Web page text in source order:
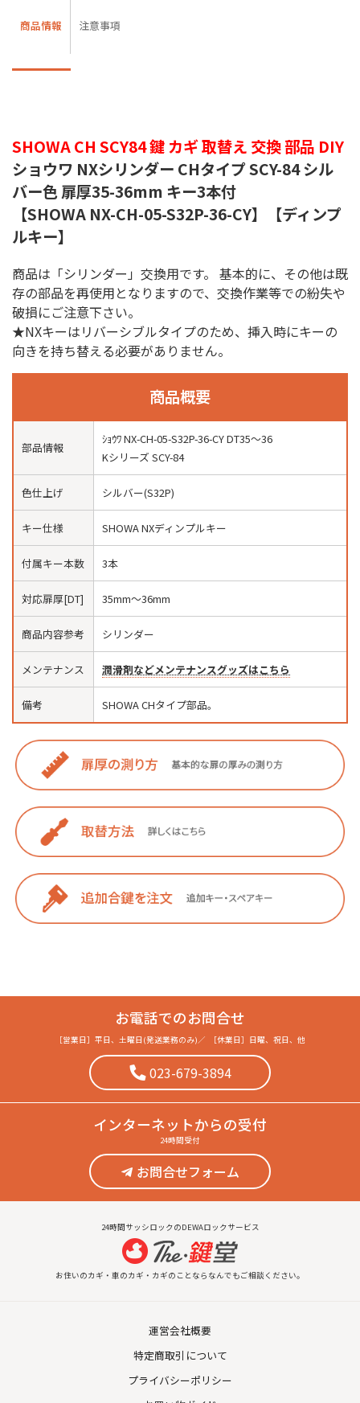
商品情報 注意事項
SHOWA CH SCY84 鍵 カギ 取替え 交換 部品 DIY
ショウワ NXシリンダー CHタイプ SCY-84 シル
バー色 扉厚35-36mm キー3本付
【SHOWA NX-CH-05-S32P-36-CY】【ディンプ
ルキー】
商品は「シリンダー」交換用です。 基本的に、その他は既
存の部品を再使用となりますので、交換作業等での紛失や
破損にご注意下さい。
★NXキーはリバーシブルタイプのため、挿入時にキーの
向きを持ち替える必要がありません。
商品概要
部品情報
ｼｮｳﾜ NX-CH-05-S32P-36-CY DT35〜36
Kシリーズ SCY-84
色仕上げ シルバー(S32P)
キー仕様 SHOWA NXディンプルキー
付属キー本数 3本
対応扉厚[DT] 35mm〜36mm
商品内容参考 シリンダー
メンテナンス 潤滑剤などメンテナンスグッズはこちら
備考 SHOWA CHタイプ部品。
お電話でのお問合せ
［営業日］ 平日、土曜日(発送業務のみ) ／ ［休業日］ 日曜、祝日、他
023-679-3894
インターネットからの受付
24時間受付
お問合せフォーム
24時間サッシロックのDEWAロックサービス
お住いのカギ・車のカギ・カギのことならなんでもご相談ください。
運営会社概要
特定商取引について
プライバシーポリシー